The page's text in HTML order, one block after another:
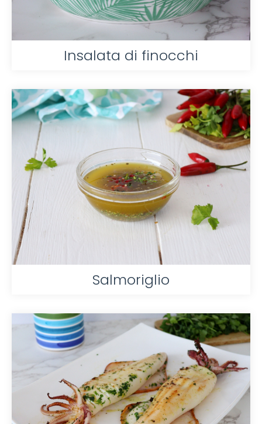
Insalata di finocchi
Salmoriglio